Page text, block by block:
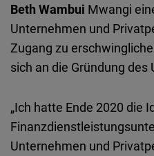
Beth Wambui Mwangi
Unternehmen und
Zugang zu
sich an die Gründung des
„Ich hatte Ende 2020 die
Unternehmen und